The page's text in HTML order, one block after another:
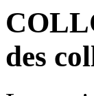
des